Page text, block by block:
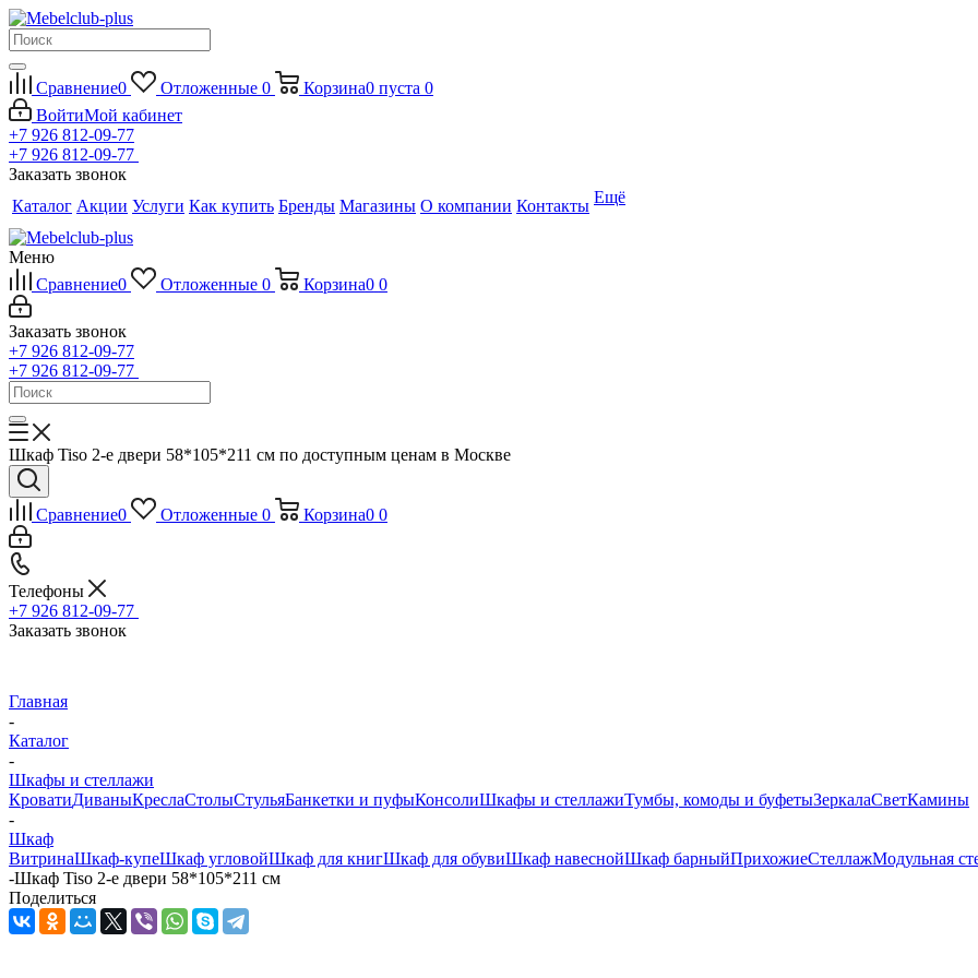
Сравнение0 Отложенные 0 Корзина0 пуста 0
ВойтиМой кабинет
+7 926 812-09-77
+7 926 812-09-77
Заказать звонок
Каталог Акции Услуги Как купить Бренды Магазины О компании Контакты Ещё
Меню
Сравнение0 Отложенные 0 Корзина0 0
Заказать звонок
+7 926 812-09-77
+7 926 812-09-77
Шкаф Tiso 2-е двери 58*105*211 см по доступным ценам в Москве
Сравнение0 Отложенные 0 Корзина0 0
Телефоны
+7 926 812-09-77
Заказать звонок
Главная
-
Каталог
-
Шкафы и стеллажи
КроватиДиваныКреслаСтолыСтульяБанкетки и пуфыКонсолиШкафы и стеллажиТумбы, комоды и буфетыЗеркалаСветКамины
-
Шкаф
ВитринаШкаф-купеШкаф угловойШкаф для книгШкаф для обувиШкаф навеснойШкаф барныйПрихожиеСтеллажМодульная
-Шкаф Tiso 2-е двери 58*105*211 см
Поделиться